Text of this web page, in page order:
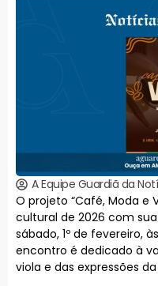
A Equipe Guardiã da
O projeto “Café, Moda e
cultural de 2026 com
sábado, 1º de fevereiro,
encontro é dedicado à
viola e das expressões